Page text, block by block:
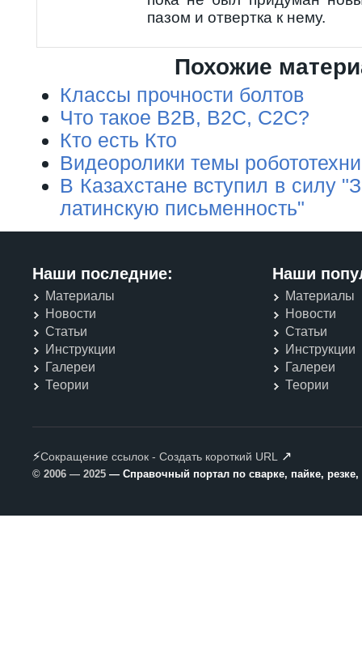
пазом и отвертка к нему.
Похожие
Классы прочности болтов
Что такое B2B, B2C, C2C?
Кто есть Кто
Видеоролики темы
В Казахстане вступил в силу
латинскую письменность"
Наши последние:
Материалы
Новости
Статьи
Инструкции
Галереи
Теории
Наши
Материалы
Новости
Статьи
Инструкции
Галереи
Теории
⚡Сокращение ссылок - Создать короткий URL ↗
© 2006 — 2025 — Справочный портал по сварке, пайке,